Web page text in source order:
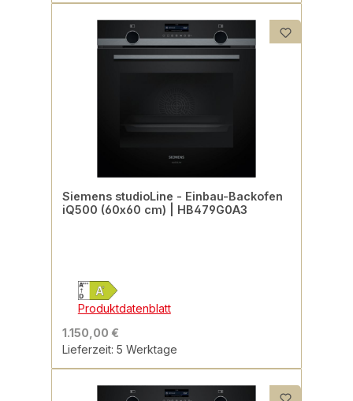
Siemens studioLine - Einbau-Backofen
iQ500 (60x60 cm) | HB479G0A3
Produktdatenblatt
1.150,00 €
Lieferzeit: 5 Werktage